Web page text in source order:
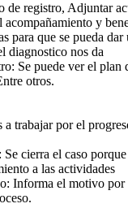
de registro, Adjuntar
y
para que se pueda dar
diagnostico nos da
Se puede ver el plan
otros.
trabajar por el
cierra el caso porque
a las actividades
Informa el motivo por